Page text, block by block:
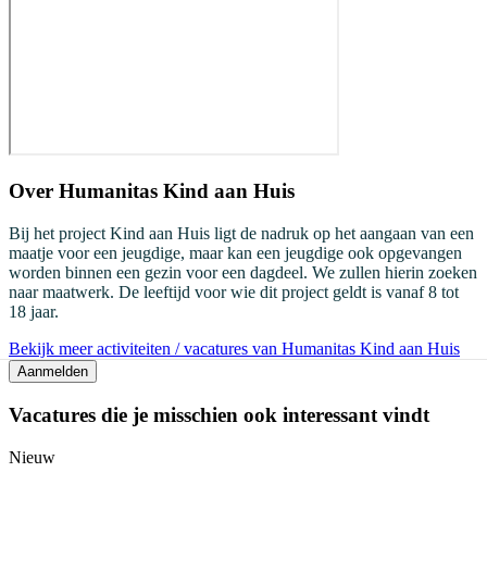
Over Humanitas Kind aan Huis
Bij het project Kind aan Huis ligt de nadruk op het aangaan van een
maatje voor een jeugdige, maar kan een jeugdige ook opgevangen
worden binnen een gezin voor een dagdeel. We zullen hierin zoeken
naar maatwerk. De leeftijd voor wie dit project geldt is vanaf 8 tot
18 jaar.
Bekijk meer activiteiten / vacatures van Humanitas Kind aan Huis
Aanmelden
Vacatures die je misschien ook interessant vindt
Nieuw